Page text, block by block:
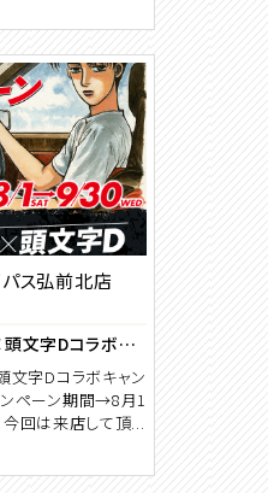
ス弘前北店
第3弾！カーセブン×頭文字Dコラボキャンペーン
文字Dコラボキャン
ンペーン期間→8月1
回は来店して頂...